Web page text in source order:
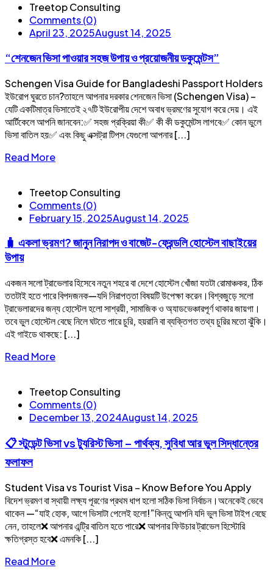
Treetop Consulting
Comments (0)
April 23, 2025August 14, 2025
“শেনজেন ভিসা পাওয়ার সহজ উপায় ও প্রয়োজনীয় ডকুমেন্টস”
Schengen Visa Guide for Bangladeshi Passport Holders
ইউরোপ ঘুরতে চান?তাহলে আপনার দরকার শেনজেন ভিসা (Schengen Visa) –
যেটি একটিমাত্র ভিসাতেই ২৭টি ইউরোপীয় দেশে অবাধ ভ্রমণের সুযোগ করে দেয়। এই
আর্টিকেলে আপনি জানবেন:✅ সহজ প্রক্রিয়া কী✅ কী কী ডকুমেন্টস লাগবে✅ কোন ভুলে
ভিসা বাতিল হয়✅ এবং কিছু এক্সট্রা টিপস যেগুলো আপনার [...]
Read More
Treetop Consulting
Comments (0)
February 15, 2025August 14, 2025
🧳 একলা ভ্রমণ? জানুন নিরাপদ ও বাজেট-ফ্রেন্ডলি হোস্টেল বাছাইয়ের
উপায়
একজন সলো ট্রাভেলার হিসেবে নতুন শহরে বা দেশে হোস্টেল খোঁজা যতটা রোমাঞ্চকর, ঠিক
ততটাই হতে পারে বিপদজনক—যদি নিরাপত্তা বিষয়টি উপেক্ষা করেন।বিশ্বজুড়ে সলো
ট্রাভেলারদের জন্য হোস্টেল হলো সাশ্রয়ী, সামাজিক ও অ্যাডভেঞ্চারপূর্ণ থাকার জায়গা।
তবে ভুল হোস্টেল বেছে নিলে ঘটতে পারে চুরি, হয়রানি বা ব্যক্তিগত তথ্য চুরির মতো ঝুঁকি।
এই গাইডে থাকছে: [...]
Read More
Treetop Consulting
Comments (0)
December 13, 2024August 14, 2025
📋 স্টুডেন্ট ভিসা vs ট্যুরিস্ট ভিসা – পার্থক্য, সুবিধা আর ভুল সিদ্ধান্তের
ফলাফল
Student Visa vs Tourist Visa – Know Before You Apply
বিদেশ ভ্রমণ বা স্থায়ী লক্ষ্য পূরণের প্রথম ধাপ হলো সঠিক ভিসা নির্বাচন।অনেকেই ভেবে
থাকেন —“যাই হোক, আগে ভিসাটা পেলেই হলো!”কিন্তু আপনি যদি ভুল ভিসা টাইপ বেছে
নেন, তাহলে❌ আপনার এন্ট্রি বাতিল হতে পারে❌ আপনার ফিউচার ট্রাভেল হিস্টোরি
ক্ষতিগ্রস্ত হবে❌ এমনকি [...]
Read More